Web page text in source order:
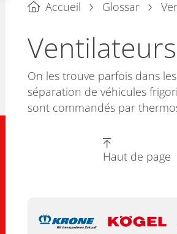
Accueil Glossar
Ventilateurs
On les trouve parfois dans
séparation de véhicules
sont commandés par
Haut de page